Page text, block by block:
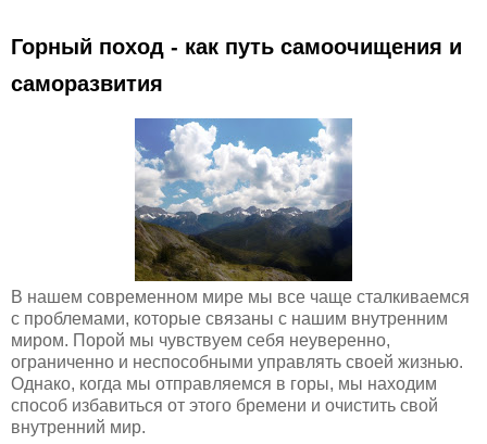
Горный поход - как путь самоочищения и
саморазвития
В нашем современном мире мы все чаще сталкиваемся
с проблемами, которые связаны с нашим внутренним
миром. Порой мы чувствуем себя неуверенно,
ограниченно и неспособными управлять своей жизнью.
Однако, когда мы отправляемся в горы, мы находим
способ избавиться от этого бремени и очистить свой
внутренний мир.